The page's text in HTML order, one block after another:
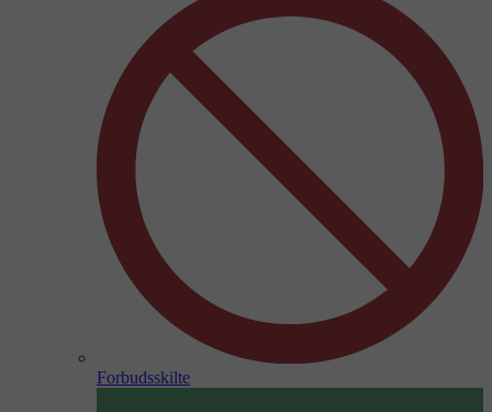
Forbudsskilte